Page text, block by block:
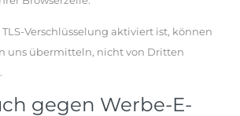
TLS-Verschlüsselung aktiviert ist, können
uns übermitteln, nicht von Dritten
gegen Werbe-E-